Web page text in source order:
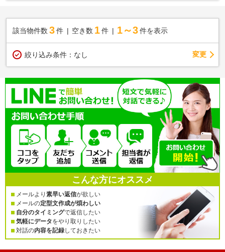
該当物件数 3件 空き数 1 件 1～3 件を表示
絞り込み条件： なし 変更
こんな方にオススメ
メールより 素早い返信が欲しい
メールの定型文作成が煩わしい
自分のタイミングで返信したい
気軽にデータをやり取りしたい
対話の内容を記録しておきたい